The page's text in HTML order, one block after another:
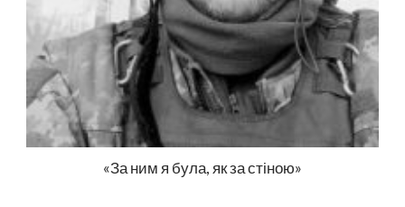
«За ним я була, як за стіною»